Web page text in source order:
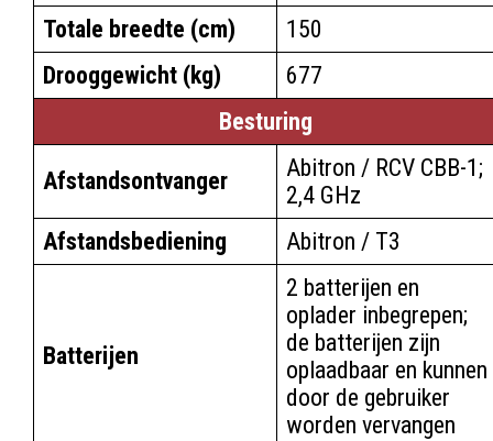
Totale breedte (cm)
150
Drooggewicht (kg)
677
Besturing
Afstandsontvanger
Abitron / RCV CBB-1;
2,4 GHz
Afstandsbediening
Abitron / T3
Batterijen
2 batterijen en
oplader inbegrepen;
de batterijen zijn
oplaadbaar en kunnen
door de gebruiker
worden vervangen